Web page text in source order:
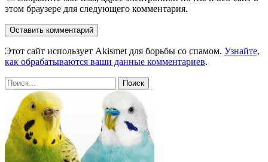
этом браузере для следующего комментария.
Этот сайт использует Akismet для борьбы со спамом. Узнайте,
как обрабатываются ваши данные комментариев.